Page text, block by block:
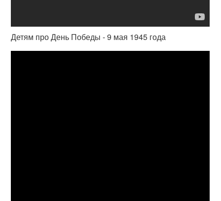
Детям про День Победы - 9 мая 1945 года